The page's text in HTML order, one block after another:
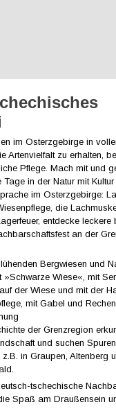
im Osterzgebirge in
Artenvielfalt zu erhalten,
Pflege. Mach mit und
in der Natur mit Kultur
im Osterzgebirge:
die
entdecke leckere
an der
Bergwiesen und
»Schwarze Wiese«, mit
der Wiese und mit der
mit Gabel und
der Grenzregion
und suchen
in Graupen, Altenberg
tschechische
Spaß am Draußensein